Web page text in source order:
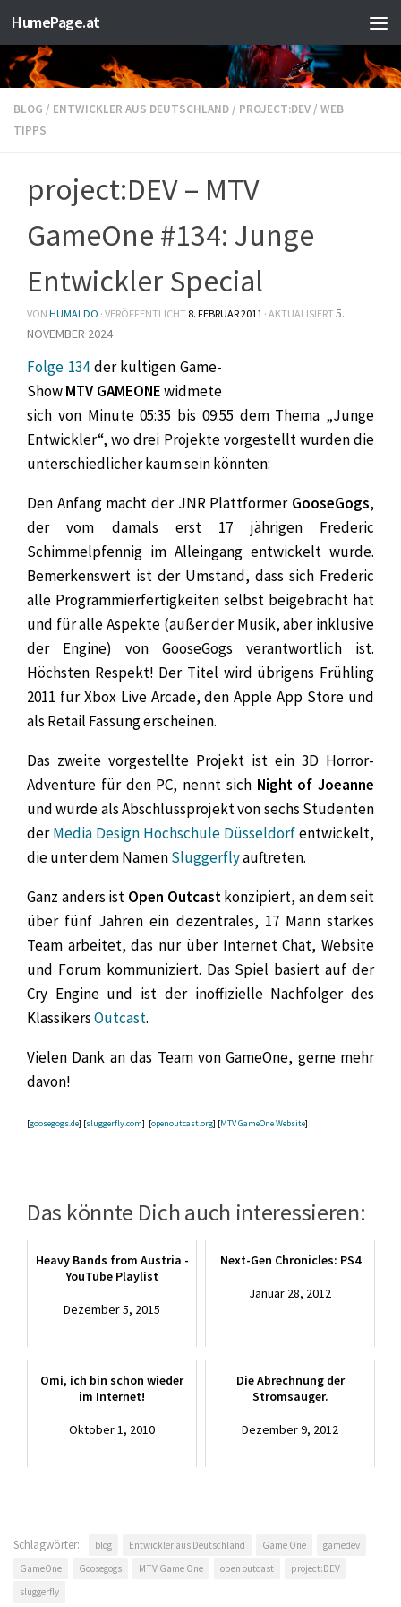
Zum Inhalt springen
HumePage.at
BLOG / ENTWICKLER AUS DEUTSCHLAND / PROJECT:DEV / WEB
TIPPS
project:DEV – MTV
GameOne #134: Junge
Entwickler Special
VON HUMALDO · VERÖFFENTLICHT 8. FEBRUAR 2011 · AKTUALISIERT5.
NOVEMBER 2024
Folge 134der kultigen Game-
ShowMTV GAMEONEwidmete
sich von Minute 05:35 bis 09:55 dem Thema „Junge
Entwickler“, wo drei Projekte vorgestellt wurden die
unterschiedlicher kaum sein könnten:
Den Anfang macht der JNR Plattformer GooseGogs,
der vom damals erst 17 jährigen Frederic
Schimmelpfennig im Alleingang entwickelt wurde.
Bemerkenswert ist der Umstand, dass sich Frederic
alle Programmierfertigkeiten selbst beigebracht hat
und für alle Aspekte(außer der Musik, aber inklusive
der Engine) von GooseGogs verantwortlich ist.
Höchsten Respekt! Der Titel wird übrigens Frühling
2011 für Xbox Live Arcade, den Apple App Store und
als Retail Fassung erscheinen.
Das zweite vorgestellte Projekt ist ein 3D Horror-
Adventure für den PC, nennt sich Night of Joeanne
und wurde als Abschlussprojekt von sechs Studenten
derMedia Design Hochschule Düsseldorfentwickelt,
die unter dem NamenSluggerflyauftreten.
Ganz anders ist Open Outcastkonzipiert, an dem seit
über fünf Jahren ein dezentrales, 17 Mann starkes
Team arbeitet, das nur über Internet Chat, Website
und Forum kommuniziert. Das Spiel basiert auf der
Cry Engine und ist der inoffizielle Nachfolger des
KlassikersOutcast.
Vielen Dank an das Team von GameOne, gerne mehr
davon!
[goosegogs.de] [sluggerfly.com] [openoutcast.org] [MTV GameOne Website]
Das könnte Dich auch interessieren:
Heavy Bands from Austria -
YouTube Playlist
Dezember 5, 2015
Next-Gen Chronicles: PS4
Januar 28, 2012
Omi, ich bin schon wieder
im Internet!
Oktober 1, 2010
Die Abrechnung der
Stromsauger.
Dezember 9, 2012
Schlagwörter: blog Entwickler aus Deutschland Game One
gamedev
GameOne
Goosegogs MTV Game One open outcast
project:DEV
sluggerfly